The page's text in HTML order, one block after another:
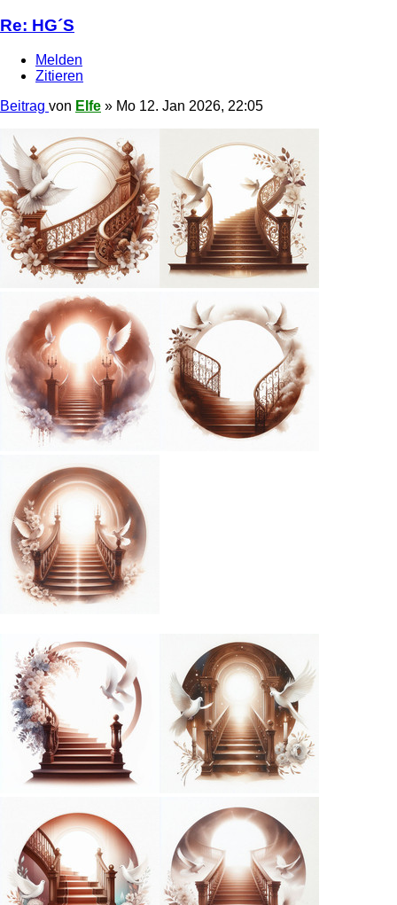
Re: HG´S
Melden
Zitieren
Beitrag von Elfe » Mo 12. Jan 2026, 22:05